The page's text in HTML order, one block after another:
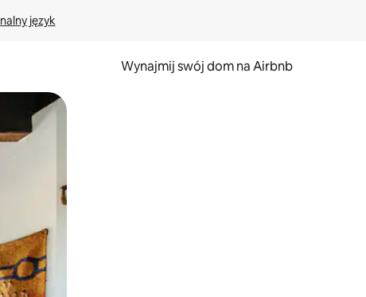
język
Wynajmij swój dom na Airbnb